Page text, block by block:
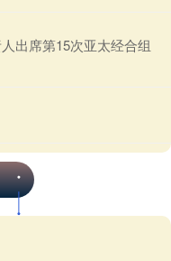
出席第15次亚太经合组